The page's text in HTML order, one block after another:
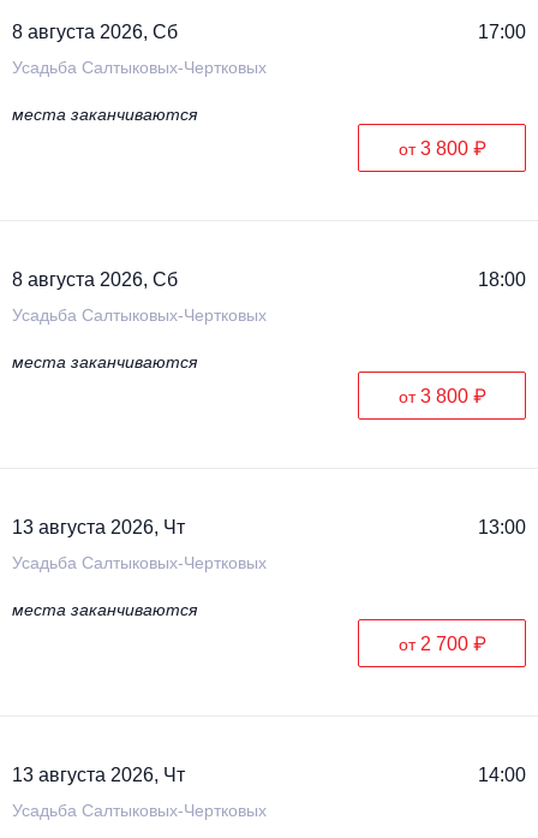
8 августа 2026, Сб 17:00
Усадьба Салтыковых-Чертковых
места заканчиваются
от3 800 ₽
8 августа 2026, Сб 18:00
Усадьба Салтыковых-Чертковых
места заканчиваются
от3 800 ₽
13 августа 2026, Чт 13:00
Усадьба Салтыковых-Чертковых
места заканчиваются
от 2 700 ₽
13 августа 2026, Чт 14:00
Усадьба Салтыковых-Чертковых